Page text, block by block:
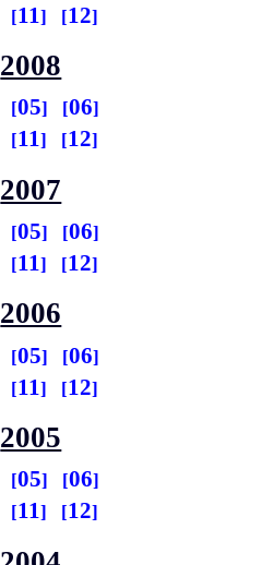
11 12
2008
05
06
11 12
2007
05
06
11 12
2006
05
06
11 12
2005
05
06
11 12